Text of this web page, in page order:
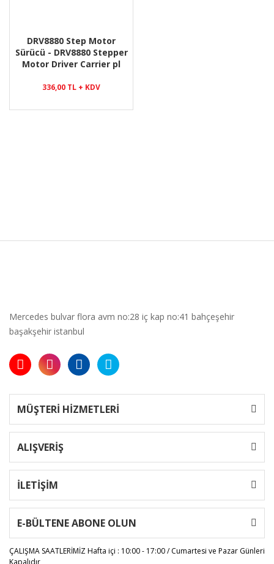
DRV8880 Step Motor
Sürücü - DRV8880 Stepper
Motor Driver Carrier pl
336,00 TL + KDV
Mercedes bulvar flora avm no:28 iç kap no:41 bahçeşehir
başakşehir istanbul
MÜŞTERİ HİZMETLERİ
ALIŞVERİŞ
İLETİŞİM
E-BÜLTENE ABONE OLUN
ÇALIŞMA SAATLERİMİZHafta içi : 10:00 - 17:00 / Cumartesi ve Pazar Günleri
Kapalıdır